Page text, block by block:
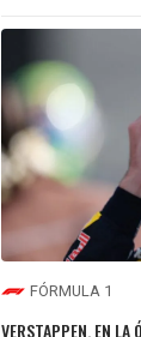
FÓRMULA 1
VERSTAPPEN, EN LA